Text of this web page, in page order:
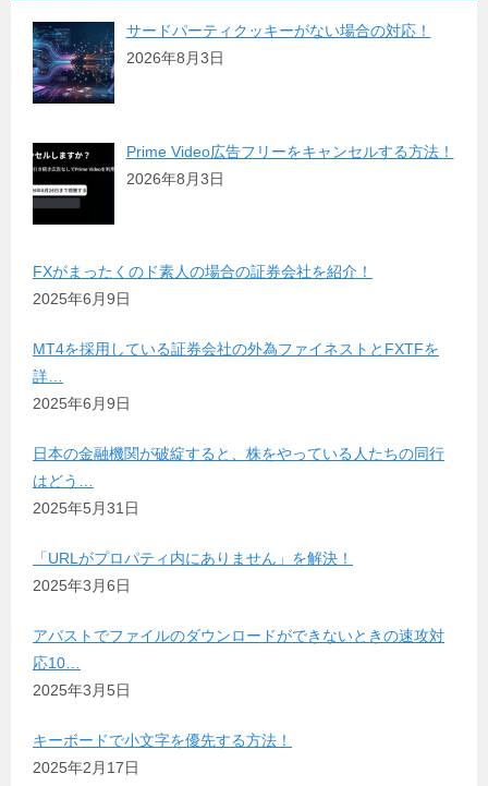
サードパーティクッキーがない場合の対応！
2026年8月3日
Prime Video広告フリーをキャンセルする方法！
2026年8月3日
FXがまったくのド素人の場合の証券会社を紹介！
2025年6月9日
MT4を採用している証券会社の外為ファイネストとFXTFを
詳…
2025年6月9日
日本の金融機関が破綻すると、株をやっている人たちの同行
はどう…
2025年5月31日
「URLがプロパティ内にありません」を解決！
2025年3月6日
アバストでファイルのダウンロードができないときの速攻対
応10…
2025年3月5日
キーボードで小文字を優先する方法！
2025年2月17日